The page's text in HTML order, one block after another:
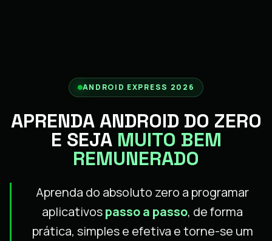
ANDROID EXPRESS 2026
APRENDA ANDROID DO ZERO
E SEJA MUITO BEM
REMUNERADO
Aprenda do absoluto zero a programar
aplicativospasso a passo, de forma
prática, simples e efetiva e torne-se um